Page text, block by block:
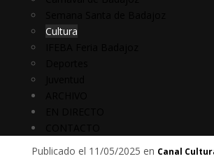
Cultura
Publicado el 11/05/2025 en Canal